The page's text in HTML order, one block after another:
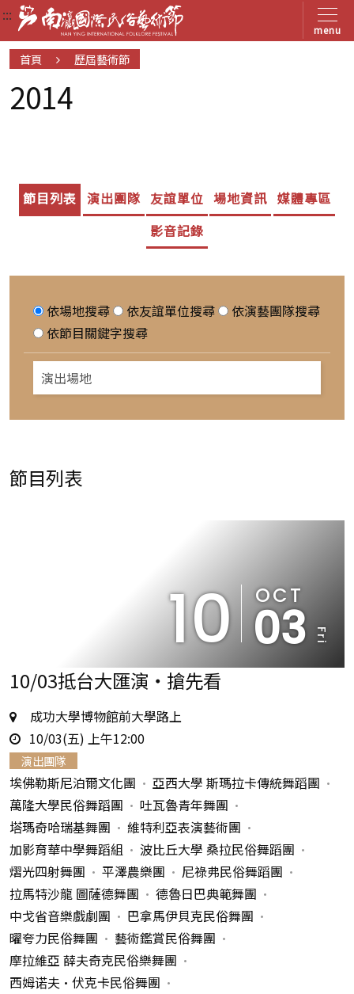
menu
:::
:::
:::
首頁 歷屆藝術節
2014
節目列表 演出團隊 友誼單位 場地資訊 媒體專區
影音記錄
依場地搜尋 依友誼單位搜尋
依演藝團隊搜尋
依節目關鍵字搜尋
節目列表
10 OCT
03 Fri
10/03抵台大匯演‧搶先看
地
點
成功大學博物館前大學路上
時
間
10/03(五) 上午12:00
演出團隊
埃佛勒斯尼泊爾文化團
亞西大學 斯瑪拉卡傳統舞蹈團
萬隆大學民俗舞蹈團
吐瓦魯青年舞團
塔瑪奇哈瑞基舞團
維特利亞表演藝術團
加影育華中學舞蹈組
波比丘大學 桑拉民俗舞蹈團
熠光四射舞團
平澤農樂團
尼祿弗民俗舞蹈團
拉馬特沙龍 圖薩德舞團
德魯日巴典範舞團
中戈省音樂戲劇團
巴拿馬伊貝克民俗舞團
曜夸力民俗舞團
藝術鑑賞民俗舞團
摩拉維亞 薛夫奇克民俗樂舞團
西姆诺夫•伏克卡民俗舞團